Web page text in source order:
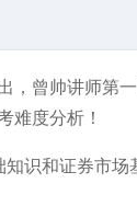
，曾帅讲师第
难度分析！
识和证券市